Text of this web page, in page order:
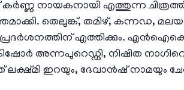
നായകനായി എത്തുന്ന
തെലുങ്ക്, തമിഴ്, കന്നഡ,
എത്തിക്കും.
അന്നപുറെഡ്ഡി, നിഷിത
ലക്ഷ്മി ഇറയും, ദേവാൻഷ്